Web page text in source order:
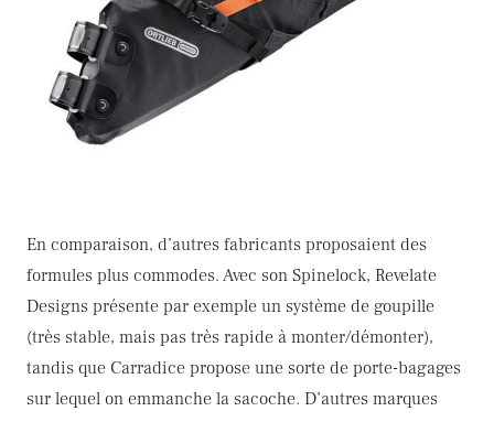
En comparaison, d’autres fabricants proposaient des
formules plus commodes. Avec son Spinelock, Revelate
Designs présente par exemple un système de goupille
(très stable, mais pas très rapide à monter/démonter),
tandis que Carradice propose une sorte de porte-bagages
sur lequel on emmanche la sacoche. D’autres marques